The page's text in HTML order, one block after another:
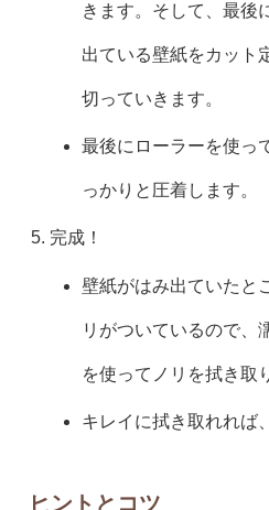
きます。そして、最後
出ている壁紙をカット
切っていきます。
最後にローラーを使っ
っかりと圧着します。
完成！
壁紙がはみ出ていたと
リがついているので、
を使ってノリを拭き取
キレイに拭き取れれば
ヒントとコツ